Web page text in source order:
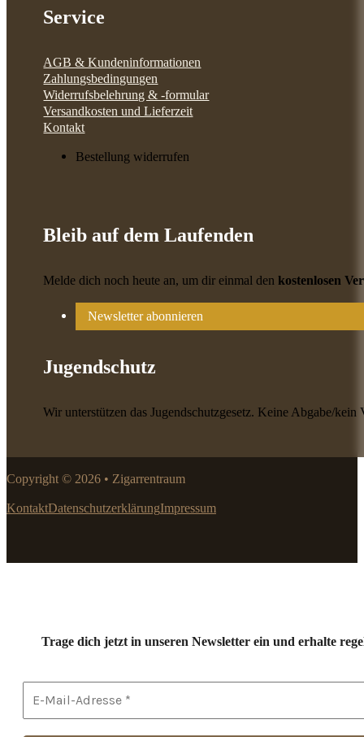
Service
AGB & Kundeninformationen
Zahlungsbedingungen
Widerrufsbelehrung & -formular
Versandkosten und Lieferzeit
Kontakt
Bestellung widerrufen
Bleib auf dem Laufenden
Melde dich noch heute an, um dir einmal denkostenlosen
Newsletter abonnieren
Jugendschutz
Wir unterstützen das Jugendschutzgesetz. Keine Abgabe/
Copyright © 2026 • Zigarrentraum
KontaktDatenschutzerklärungImpressum
Trage dich jetzt in unseren Newsletter ein und erhalte